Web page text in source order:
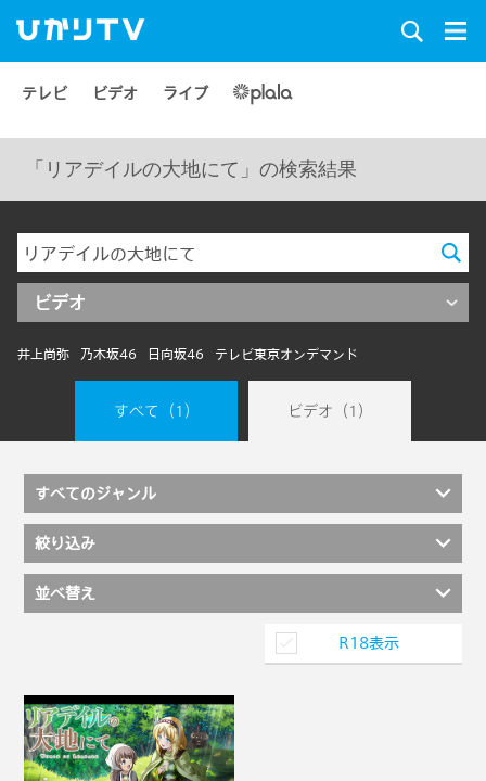
テレビ ビデオ ライブ
「リアデイルの大地にて」の検索結果
ビデオ
井上尚弥 乃木坂46 日向坂46 テレビ東京オンデマンド
すべて （1） ビデオ （1）
すべてのジャンル
絞り込み
並べ替え
R18表示